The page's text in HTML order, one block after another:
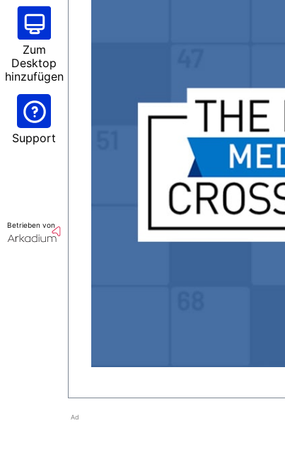
Zum
Desktop
hinzufügen
Support
Betrieben von
Ad